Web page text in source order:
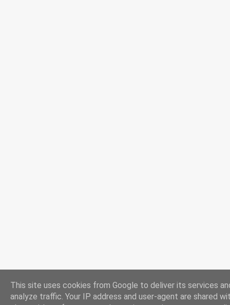
This site uses cookies from Google to deliver its services
analyze traffic. Your IP address and user-agent are shared